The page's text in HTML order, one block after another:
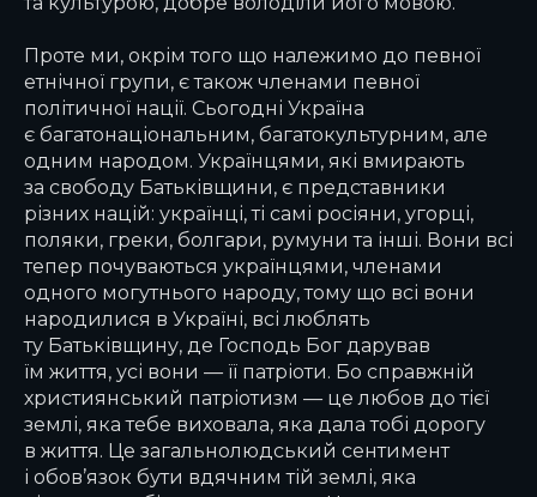
Проте ми, окрім того що належимо до певної
етнічної групи, є також членами певної
політичної нації. Сьогодні Україна
є багатонаціональним, багатокультурним, але
одним народом. Українцями, які вмирають
за свободу Батьківщини, є представники
різних націй: українці, ті самі росіяни, угорці,
поляки, греки, болгари, румуни та інші. Вони всі
тепер почуваються українцями, членами
одного могутнього народу, тому що всі вони
народилися в Україні, всі люблять
ту Батьківщину, де Господь Бог дарував
їм життя, усі вони — її патріоти. Бо справжній
християнський патріотизм — це любов до тієї
землі, яка тебе виховала, яка дала тобі дорогу
в життя. Це загальнолюдський сентимент
і обов’язок бути вдячним тій землі, яка